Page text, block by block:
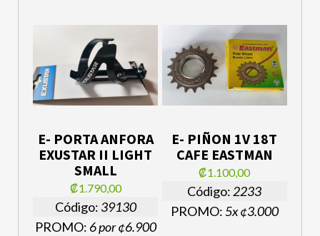
E- PORTA ANFORA
EXUSTAR II LIGHT
SMALL
₡1.790,00
Código: 39130
PROMO: 6 por ¢6.900
E- PIÑON 1V 18T
CAFE EASTMAN
₡1.100,00
Código: 2233
PROMO:5x ¢3.000